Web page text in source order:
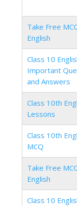
Take Free
English
Class 10
Important
and Answers
Class 10th
Lessons
Class 10th
MCQ
Take Free
English
Class 10